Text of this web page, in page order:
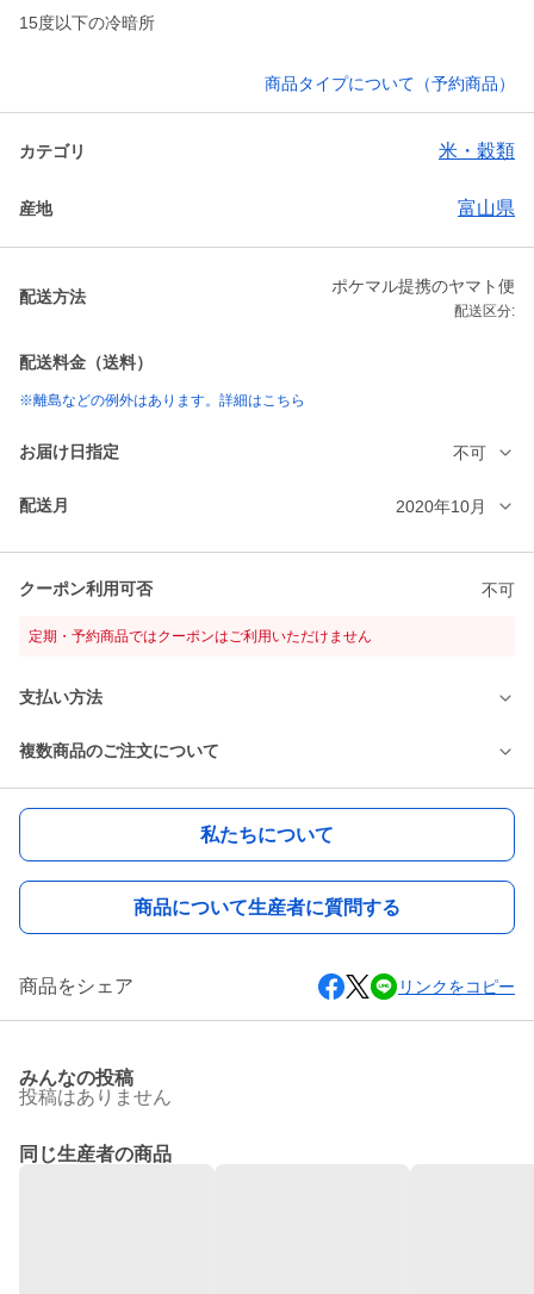
15度以下の冷暗所
商品タイプについて（予約商品）
カテゴリ 米・穀類
産地 富山県
配送方法
ポケマル提携のヤマト便
配送区分:
配送料金（送料）
※離島などの例外はあります。詳細はこちら
お届け日指定 不可
配送月 2020年10月
クーポン利用可否 不可
定期・予約商品ではクーポンはご利用いただけません
支払い方法
複数商品のご注文について
私たちについて
商品について生産者に質問する
商品をシェア リンクをコピー
みんなの投稿
投稿はありません
同じ生産者の商品